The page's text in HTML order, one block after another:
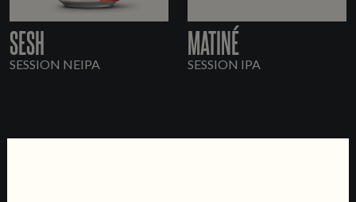
SESH
SESSION NEIPA
MATINÉ
SESSION IPA